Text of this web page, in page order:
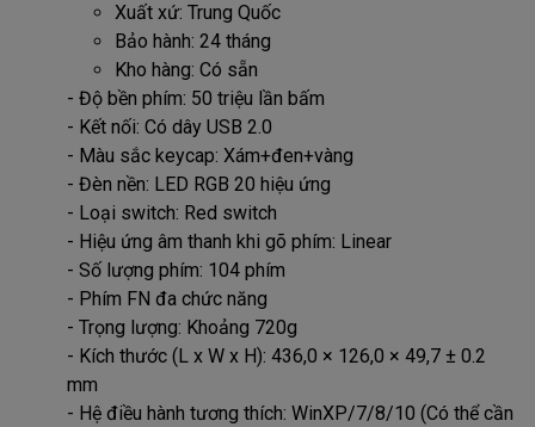
Xuất xứ: Trung Quốc
Bảo hành: 24 tháng
Kho hàng: Có sẵn
- Độ bền phím: 50 triệu lần bấm
- Kết nối: Có dây USB 2.0
- Màu sắc keycap: Xám+đen+vàng
- Đèn nền: LED RGB 20 hiệu ứng
- Loại switch: Red switch
- Hiệu ứng âm thanh khi gõ phím: Linear
- Số lượng phím: 104 phím
- Phím FN đa chức năng
- Trọng lượng: Khoảng 720g
- Kích thước (L x W x H): 436,0 × 126,0 × 49,7 ± 0.2
mm
- Hệ điều hành tương thích: WinXP/7/8/10 (Có thể cần